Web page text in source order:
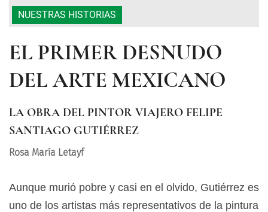
NUESTRAS HISTORIAS
EL PRIMER DESNUDO
DEL ARTE MEXICANO
LA OBRA DEL PINTOR VIAJERO FELIPE
SANTIAGO GUTIÉRREZ
Rosa María Letayf
Aunque murió pobre y casi en el olvido, Gutiérrez es
uno de los artistas más representativos de la pintura